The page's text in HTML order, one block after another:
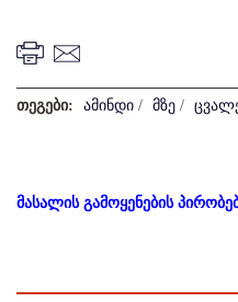
თეგები: ამინდი / მზე /
მასალის გამოყენების